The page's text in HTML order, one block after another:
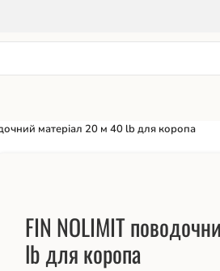
матеріал 20 м 40 lb для коропа
FIN NOLIMIT
lb для коропа